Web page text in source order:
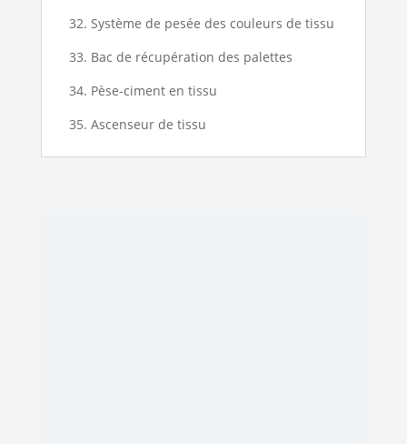
32. Système de pesée des couleurs de tissu
33. Bac de récupération des palettes
34. Pèse-ciment en tissu
35. Ascenseur de tissu